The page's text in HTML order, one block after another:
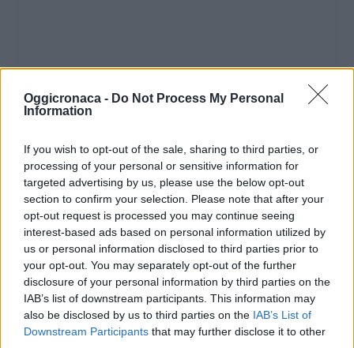
Oggicronaca - Do Not Process My Personal
Information
If you wish to opt-out of the sale, sharing to third parties, or
processing of your personal or sensitive information for
targeted advertising by us, please use the below opt-out
section to confirm your selection. Please note that after your
opt-out request is processed you may continue seeing
interest-based ads based on personal information utilized by
us or personal information disclosed to third parties prior to
your opt-out. You may separately opt-out of the further
disclosure of your personal information by third parties on the
IAB’s list of downstream participants. This information may
also be disclosed by us to third parties on the IAB’s List of
Downstream Participants that may further disclose it to other